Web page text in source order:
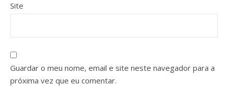
Site
Guardar o meu nome, email e site neste navegador para a
próxima vez que eu comentar.